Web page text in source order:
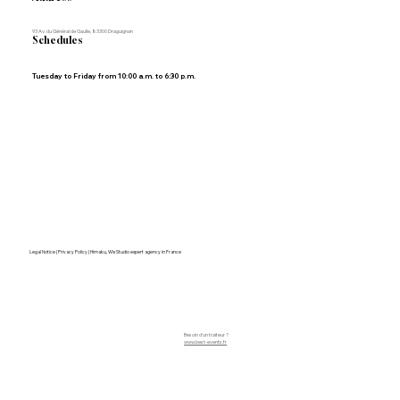
93 Av. du Général de Gaulle, 83300 Draguignan
Schedules
Tuesday to Friday from 10:00 a.m. to 6:30 p.m.
Besoin d'un traiteur ?
www.best-events.fr
Legal Notice | Privacy Policy | Himaku, Wix Studio expert agency in France